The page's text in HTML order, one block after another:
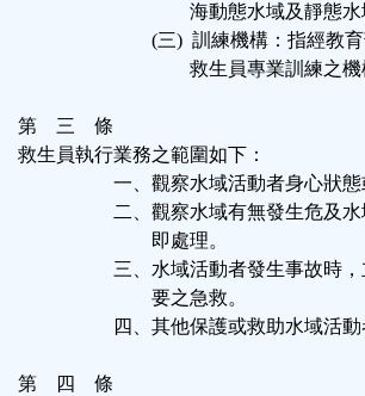
海動態水域及靜態水域
(三) 訓練機構：指經教育部（
救生員專業訓練之機構
第 三 條
救生員執行業務之範圍如下：
一、觀察水域活動者身心狀態或
二、觀察水域有無發生危及水域
即處理。
三、水域活動者發生事故時，立
要之急救。
四、其他保護或救助水域活動者
第 四 條